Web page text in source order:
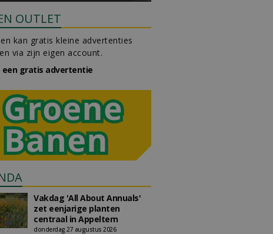
OUTLET
kan gratis kleine advertenties
via zijn eigen account.
een gratis advertentie
Vakdag 'All About Annuals'
zet eenjarige planten
centraal in Appeltern
donderdag 27 augustus 2026